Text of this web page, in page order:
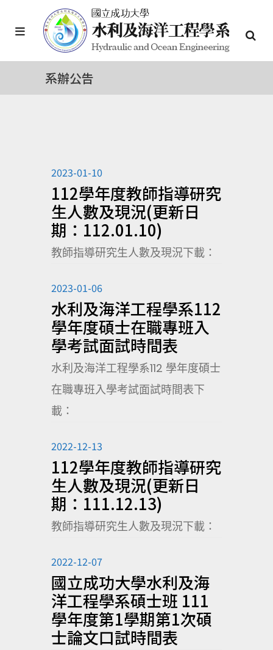
系辦公告
2023-01-10
112學年度教師指導研究
生人數及現況(更新日
期：112.01.10)
教師指導研究生人數及現況下載：
2023-01-06
水利及海洋工程學系112
學年度碩士在職專班入
學考試面試時間表
水利及海洋工程學系112 學年度碩士
在職專班入學考試面試時間表下
載：
2022-12-13
112學年度教師指導研究
生人數及現況(更新日
期：111.12.13)
教師指導研究生人數及現況下載：
2022-12-07
國立成功大學水利及海
洋工程學系碩士班 111
學年度第1學期第1次碩
士論文口試時間表